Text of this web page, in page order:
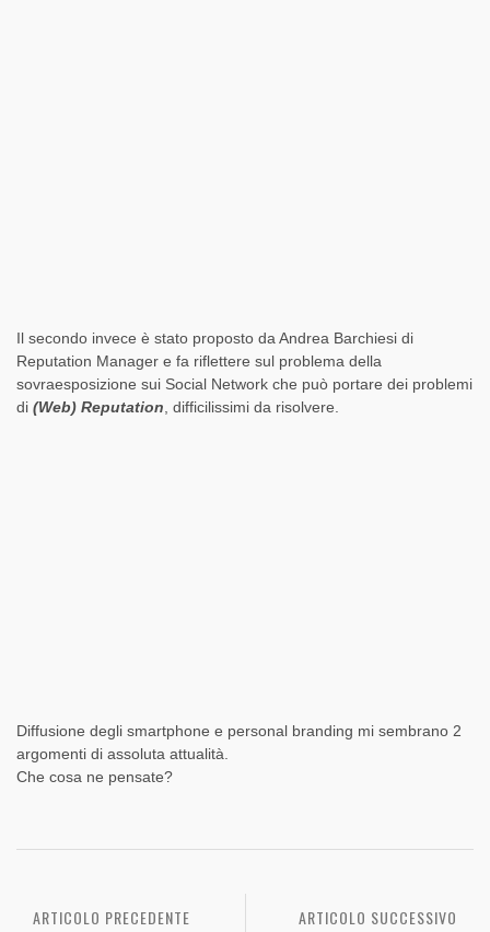
Il secondo invece è stato proposto da Andrea Barchiesi di
Reputation Manager e fa riflettere sul problema della
sovraesposizione sui Social Network che può portare dei problemi
di (Web) Reputation , difficilissimi da risolvere.
Diffusione degli smartphone e personal branding mi sembrano 2
argomenti di assoluta attualità.
Che cosa ne pensate?
ARTICOLO SUCCESSIVO
ARTICOLO PRECEDENTE